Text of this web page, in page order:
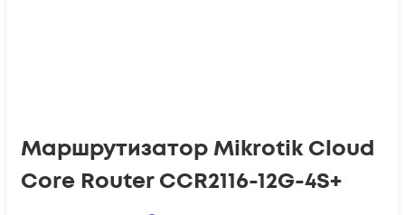
Маршрутизатор Mikrotik Cloud
Core Router CCR2116-12G-4S+